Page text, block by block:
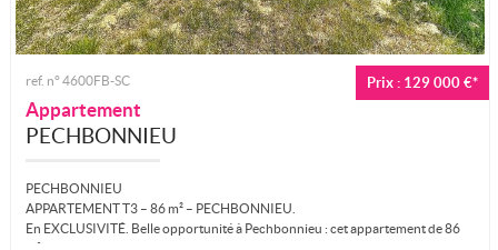
Prix : 129 000 €*
ref. n° 4600FB-SC
Appartement
PECHBONNIEU
PECHBONNIEU
APPARTEMENT T3 – 86 m² – PECHBONNIEU.
En EXCLUSIVITÉ. Belle opportunité à Pechbonnieu : cet appartement de 86